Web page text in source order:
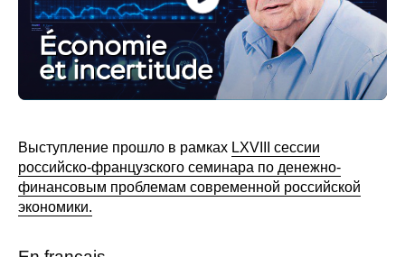
Публикации
Научная жизнь
Проблемы прогнозирования
О журнале
Выступление прошло в рамках LXVIII сессии
российско-французского семинара по денежно-
финансовым проблемам современной российской
экономики.